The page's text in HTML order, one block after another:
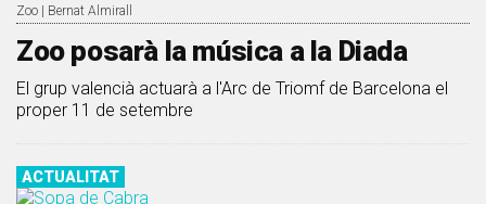
Zoo | Bernat Almirall
Zoo posarà la música a la Diada
El grup valencià actuarà a l'Arc de Triomf de Barcelona el
proper 11 de setembre
ACTUALITAT